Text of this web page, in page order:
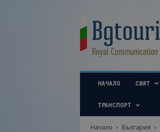
u
i
b
НАЧАЛО СВЯТ
ТРАНСПОРТ
Начало България